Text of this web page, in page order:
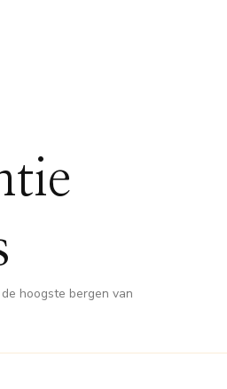
hoogste bergen van